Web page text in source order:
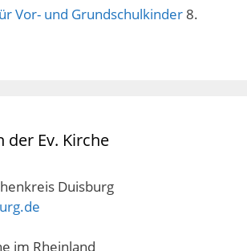
Vor- und Grundschulkinder 8.
der Ev. Kirche
Duisburg
im Rheinland